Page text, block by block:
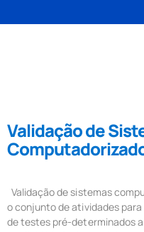
Validação de
Validação de sistemas
o conjunto de atividades
de testes pré-determinados